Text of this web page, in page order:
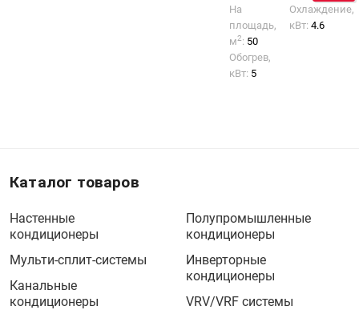
На
площадь,
м2: 50
Охлаждение,
кВт:4.6
Обогрев,
кВт: 5
Каталог товаров
Настенные
кондиционеры
Мульти-сплит-системы
Канальные
кондиционеры
Полупромышленные
кондиционеры
Инверторные
кондиционеры
VRV/VRF системы